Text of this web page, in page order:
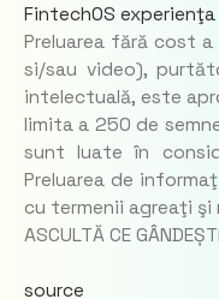
FintechOS
Preluarea fără cost
si/sau video),
intelectuală, este
limita a 250 de
sunt luate în
Preluarea de
cu termenii agreaţi
ASCULTĂ CE GÂNDEȘTI
source